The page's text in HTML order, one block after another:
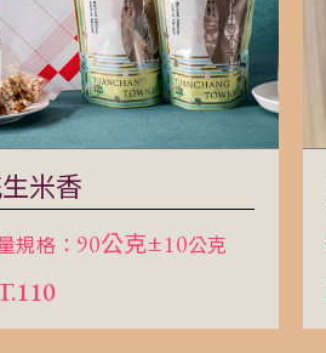
米香
規格： 90公克±10公克